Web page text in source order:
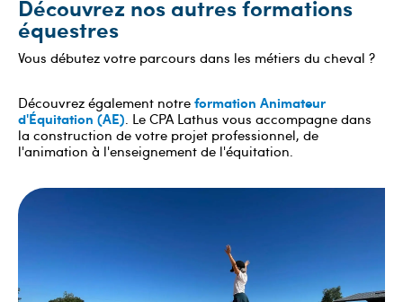
Découvrez nos autres formations
équestres
Vous débutez votre parcours dans les métiers du cheval ?
Découvrez également notre formation Animateur
d'Équitation (AE). Le CPA Lathus vous accompagne dans
la construction de votre projet professionnel, de
l'animation à l'enseignement de l'équitation.